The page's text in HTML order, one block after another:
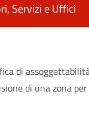
Servizi e Uffici
di
di una zona